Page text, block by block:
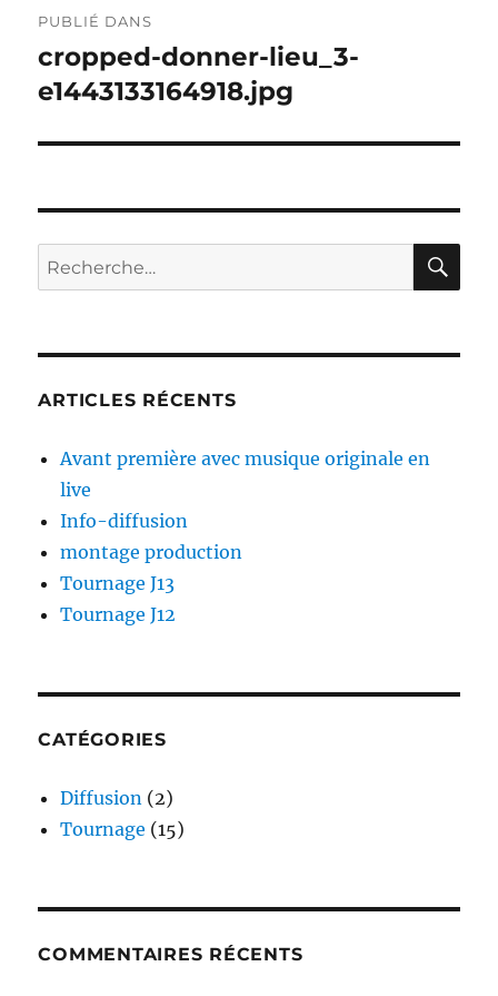
de
l’article
PUBLIÉ DANS
cropped-donner-lieu_3-
e1443133164918.jpg
Recherche
pour :
ARTICLES RÉCENTS
Avant première avec musique originale en
live
Info-diffusion
montage production
Tournage J13
Tournage J12
CATÉGORIES
Diffusion (2)
Tournage (15)
COMMENTAIRES RÉCENTS